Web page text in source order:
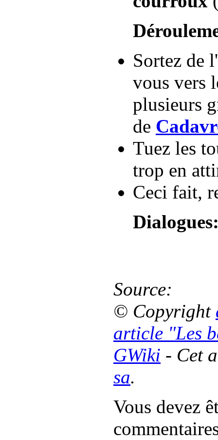
Sortez de l'
vous vers
plusieurs
de
Tuez les
trop en
Ceci fait,
Source:
© Copyright
article "Les
GWiki - Cet
sa.
Vous devez